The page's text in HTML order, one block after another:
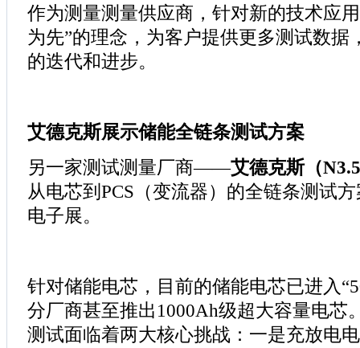
作为测量测量供应商，针对新的技术应
为先”的理念，为客户提供更多测试数据
的迭代和进步。
艾德克斯展示储能全链条测试方案
另一家测试测量厂商——艾德克斯（
从电芯到PCS（变流器）的全链条测试
电子展。
针对储能电芯，目前的储能电芯已进入
分厂商甚至推出1000Ah级超大容量电芯
测试面临着两大核心挑战：一是充放电